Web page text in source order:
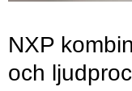
NXP
och